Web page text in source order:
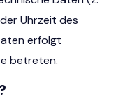
Uhrzeit des
erfolgt
betreten.